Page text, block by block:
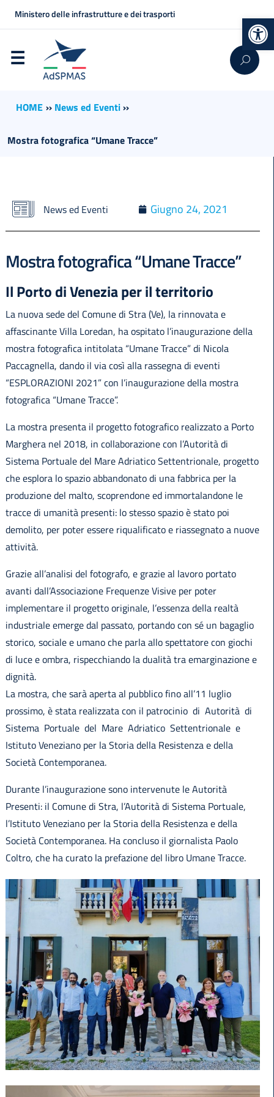
Ministero delle infrastrutture e dei trasporti
HOME ›› News ed Eventi››
Mostra fotografica “Umane Tracce”
News ed Eventi Giugno 24, 2021
Mostra fotografica “Umane Tracce”
Il Porto di Venezia per il territorio
La nuova sede del Comune di Stra (Ve), la rinnovata e
affascinante Villa Loredan, ha ospitato l’inaugurazione della
mostra fotografica intitolata “Umane Tracce” di Nicola
Paccagnella, dando il via così alla rassegna di eventi
“ESPLORAZIONI 2021” con l’inaugurazione della mostra
fotografica “Umane Tracce”.
La mostra presenta il progetto fotografico realizzato a Porto
Marghera nel 2018, in collaborazione con l’Autorità di
Sistema Portuale del Mare Adriatico Settentrionale, progetto
che esplora lo spazio abbandonato di una fabbrica per la
produzione del malto, scoprendone ed immortalandone le
tracce di umanità presenti: lo stesso spazio è stato poi
demolito, per poter essere riqualificato e riassegnato a nuove
attività.
Grazie all’analisi del fotografo, e grazie al lavoro portato
avanti dall’Associazione Frequenze Visive per poter
implementare il progetto originale, l’essenza della realtà
industriale emerge dal passato, portando con sé un bagaglio
storico, sociale e umano che parla allo spettatore con giochi
di luce e ombra, rispecchiando la dualità tra emarginazione e
dignità.
La mostra, che sarà aperta al pubblico fino all’11 luglio
prossimo, è stata realizzata con il patrocinio di Autorità di
Sistema Portuale del Mare Adriatico Settentrionale e
Istituto Veneziano per la Storia della Resistenza e della
Società Contemporanea.
Durante l’inaugurazione sono intervenute le Autorità
Presenti: il Comune di Stra, l’Autorità di Sistema Portuale,
l’Istituto Veneziano per la Storia della Resistenza e della
Società Contemporanea. Ha concluso il giornalista Paolo
Coltro, che ha curato la prefazione del libro Umane Tracce.